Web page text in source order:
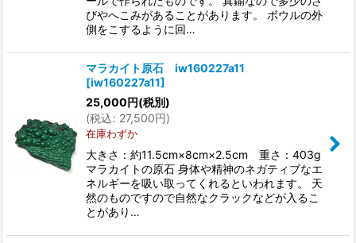
びやへこみがあることがあります。 ボウルの外
側をこするように回…
マラカイト原石 iw160227a11
[iw160227a11]
25,000円(税別)
(税込: 27,500円)
在庫わずか
大きさ：約11.5cm×8cm×2.5cm 重さ：403g
マラカイトの原石 身体や精神のネガティブなエ
ネルギーを吸い取ってくれるといわれます。 天
然のものですので自然なクラックなどが入るこ
とがあり…